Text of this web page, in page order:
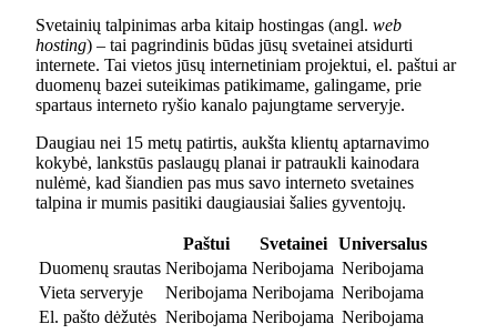
Svetainių talpinimas arba kitaip hostingas (angl. web
hosting) – tai pagrindinis būdas jūsų svetainei atsidurti
internete. Tai vietos jūsų internetiniam projektui, el. paštui ar
duomenų bazei suteikimas patikimame, galingame, prie
spartaus interneto ryšio kanalo pajungtame serveryje.
Daugiau nei 15 metų patirtis, aukšta klientų aptarnavimo
kokybė, lankstūs paslaugų planai ir patraukli kainodara
nulėmė, kad šiandien pas mus savo interneto svetaines
talpina ir mumis pasitiki daugiausiai šalies gyventojų.
Paštui Svetainei
Universalus
Duomenų srautas Neribojama Neribojama Neribojama
Vieta serveryje
Neribojama Neribojama Neribojama
El. pašto dėžutės Neribojama Neribojama Neribojama